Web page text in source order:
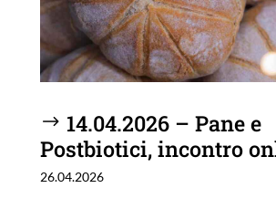
14.04.2026 – Pane e
Postbiotici, incontro
26.04.2026